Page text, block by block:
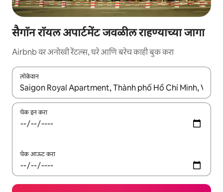
सैगॉन रॉयल अपार्टमेंट जवळील राहण्याच्या जागा
Airbnb वर अनोखी रेंटल्स, घरे आणि बरेच काही बुक करा
लोकेशन
जेव्हा परिणाम उपलब्ध असतील, तेव्हा वरच्या आणि खाली बाणांच्या किजसह
चेक इन करा
चेक आऊट करा